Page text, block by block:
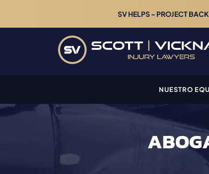
SV HELPS – PROJECT
NUESTRO